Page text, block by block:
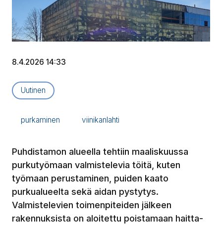
8.4.2026 14:33
Artikkelityyppi:
Uutinen
purkaminen viinikanlahti
Puhdistamon alueella tehtiin maaliskuussa
purkutyömaan valmistelevia töitä, kuten
työmaan perustaminen, puiden kaato
purkualueelta sekä aidan pystytys.
Valmistelevien toimenpiteiden jälkeen
rakennuksista on aloitettu poistamaan haitta-